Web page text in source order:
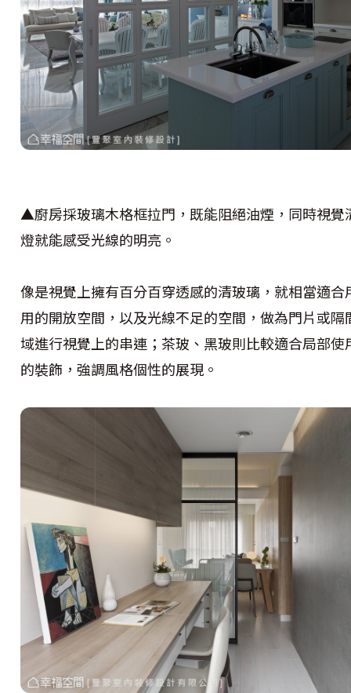
▲廚房採玻璃木格框拉門，既能阻絕油煙，同時視覺
燈就能感受光線的明亮。
像是視覺上擁有百分百穿透感的清玻璃，就相當適合
用的開放空間，以及光線不足的空間，做為門片或隔
域進行視覺上的串連；茶玻、黑玻則比較適合局部使
的裝飾，強調風格個性的展現。